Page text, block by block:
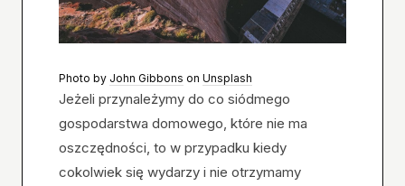
Photo by John Gibbons on Unsplash
Jeżeli przynależymy do co siódmego
gospodarstwa domowego, które nie ma
oszczędności, to w przypadku kiedy
cokolwiek się wydarzy i nie otrzymamy